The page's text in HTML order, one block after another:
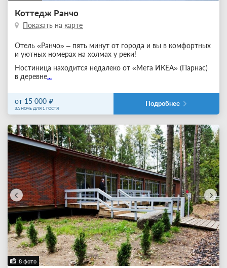
Коттедж Ранчо
Показать на карте
Отель «Ранчо» – пять минут от города и вы в комфортных
и уютных номерах на холмах у реки!
Ностиница находится недалеко от «Мега ИКЕА» (Парнас)
в деревне...
от 15 000
ЗА НОЧЬ ДЛЯ 1 ГОСТЯ
Подробнее
8 фото